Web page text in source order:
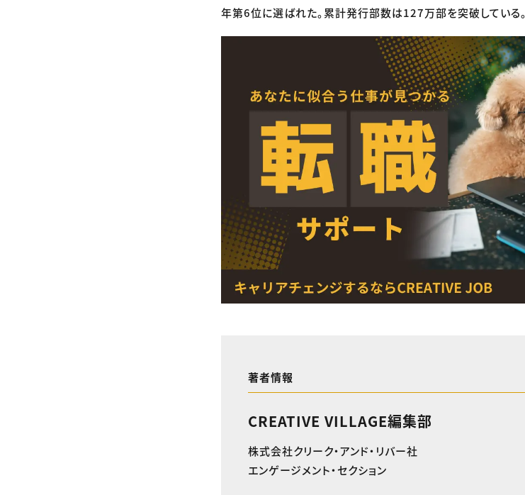
年第6位に選ばれた。累計発行部数は127万部を突破している。
著者情報
CREATIVE VILLAGE編集部
株式会社クリーク・アンド・リバー社
エンゲージメント・セクション